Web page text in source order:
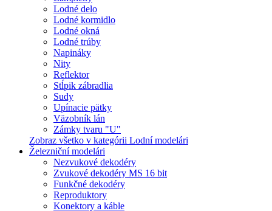
Lodné delo
Lodné kormidlo
Lodné okná
Lodné trúby
Napináky
Nity
Reflektor
Stĺpik zábradlia
Sudy
Upínacie pätky
Väzobník lán
Zámky tvaru "U"
Zobraz všetko v kategórii Lodní modelári
Železniční modelári
Nezvukové dekodéry
Zvukové dekodéry MS 16 bit
Funkčné dekodéry
Reproduktory
Konektory a káble